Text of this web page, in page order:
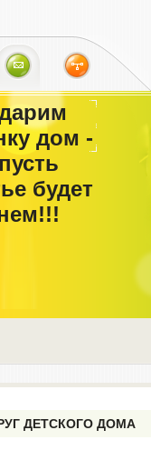
дом -
будет
ДЕТСКОГО ДОМА